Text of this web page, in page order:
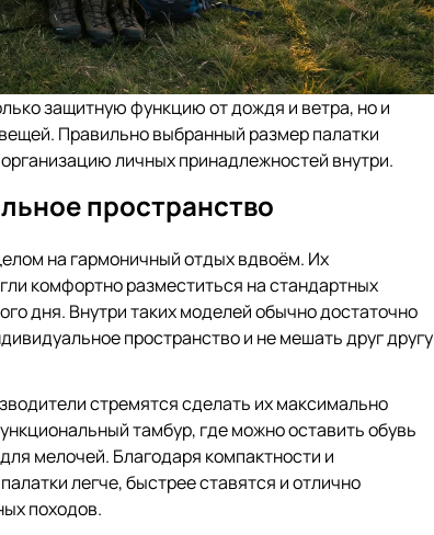
защитную функцию от дождя и ветра, но и
Правильно выбранный размер палатки
личных принадлежностей внутри.
пространство
на гармоничный отдых вдвоём. Их
комфортно разместиться на стандартных
дня. Внутри таких моделей обычно достаточно
пространство и не мешать друг другу
стремятся сделать их максимально
тамбур, где можно оставить обувь
мелочей. Благодаря компактности и
легче, быстрее ставятся и отлично
походов.